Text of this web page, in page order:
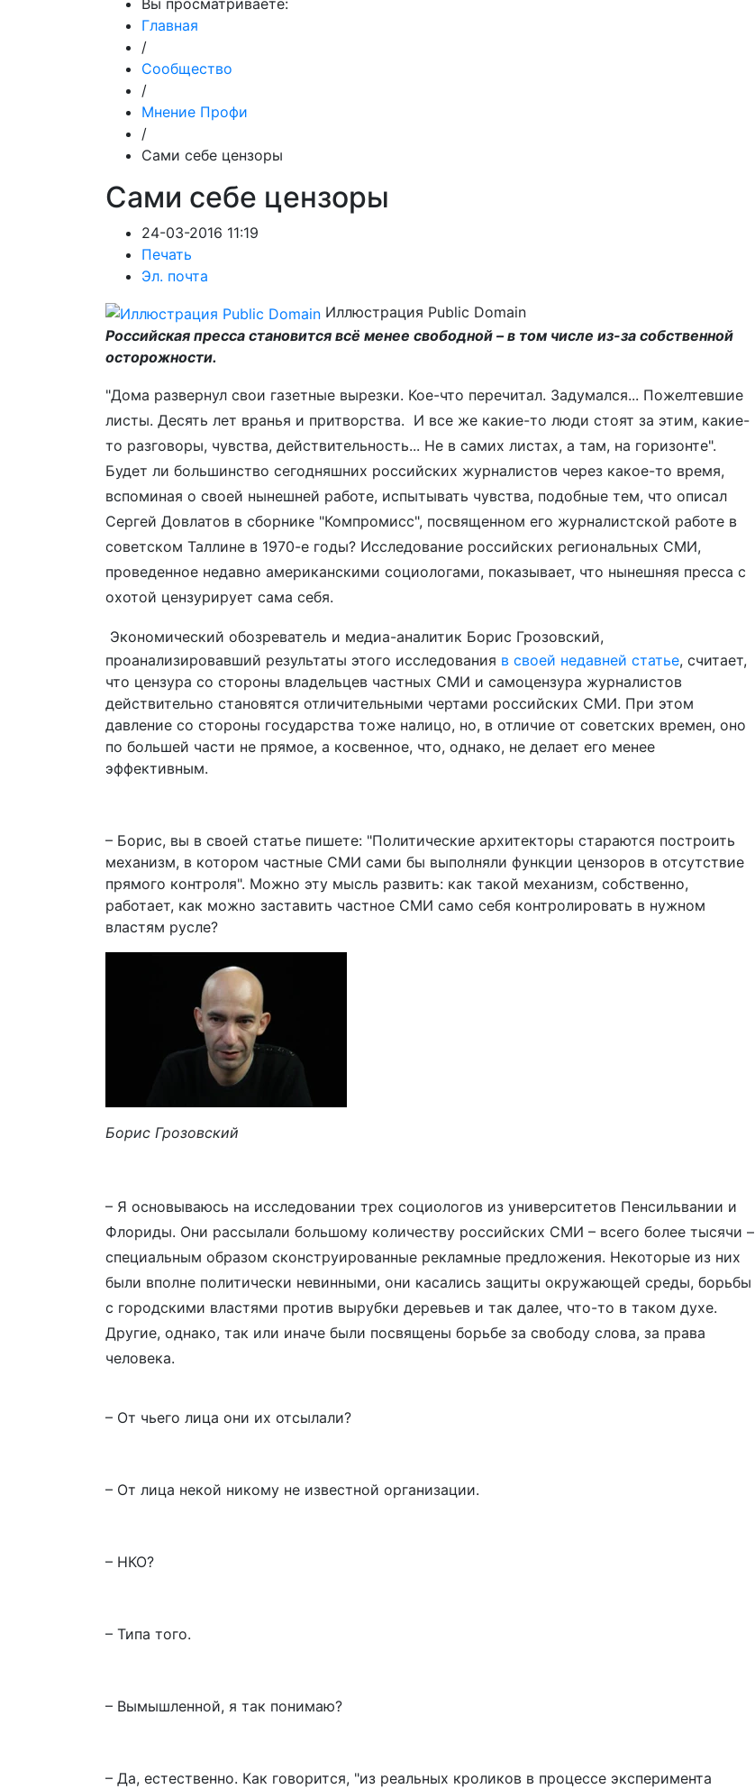
Вы просматриваете:
Главная
/
Сообщество
/
Мнение Профи
/
Сами себе цензоры
Сами себе цензоры
24-03-2016 11:19
Печать
Эл. почта
Иллюстрация Public Domain
Российская пресса становится всё менее свободной – в том числе из-за собственной
осторожности.
"Дома развернул свои газетные вырезки. Кое-что перечитал. Задумался... Пожелтевшие
листы. Десять лет вранья и притворства. И все же какие-то люди стоят за этим, какие-
то разговоры, чувства, действительность... Не в самих листах, а там, на горизонте".
Будет ли большинство сегодняшних российских журналистов через какое-то время,
вспоминая о своей нынешней работе, испытывать чувства, подобные тем, что описал
Сергей Довлатов в сборнике "Компромисс", посвященном его журналистской работе в
советском Таллине в 1970-е годы? Исследование российских региональных СМИ,
проведенное недавно американскими социологами, показывает, что нынешняя пресса с
охотой цензурирует сама себя.
Экономический обозреватель и медиа-аналитик Борис Грозовский,
проанализировавший результаты этого исследования в своей недавней статье, считает,
что цензура со стороны владельцев частных СМИ и самоцензура журналистов
действительно становятся отличительными чертами российских СМИ. При этом
давление со стороны государства тоже налицо, но, в отличие от советских времен, оно
по большей части не прямое, а косвенное, что, однако, не делает его менее
эффективным.
– Борис, вы в своей статье пишете: "Политические архитекторы стараются построить
механизм, в котором частные СМИ сами бы выполняли функции цензоров в отсутствие
прямого контроля". Можно эту мысль развить: как такой механизм, собственно,
работает, как можно заставить частное СМИ само себя контролировать в нужном
властям русле?
Борис Грозовский
– Я основываюсь на исследовании трех социологов из университетов Пенсильвании и
Флориды. Они рассылали большому количеству российских СМИ – всего более тысячи –
специальным образом сконструированные рекламные предложения. Некоторые из них
были вполне политически невинными, они касались защиты окружающей среды, борьбы
с городскими властями против вырубки деревьев и так далее, что-то в таком духе.
Другие, однако, так или иначе были посвящены борьбе за свободу слова, за права
человека.
– От чьего лица они их отсылали?
– От лица некой никому не известной организации.
– НКО?
– Типа того.
– Вымышленной, я так понимаю?
– Да, естественно. Как говорится, "из реальных кроликов в процессе эксперимента